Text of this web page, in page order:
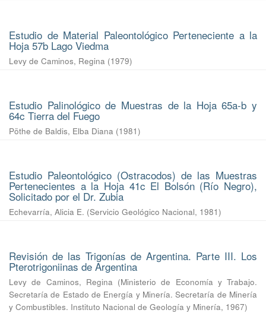
Estudio de Material Paleontológico Perteneciente a la
Hoja 57b Lago Viedma
Levy de Caminos, Regina (1979)
Estudio Palinológico de Muestras de la Hoja 65a-b y
64c Tierra del Fuego
Pöthe de Baldis, Elba Diana (1981)
Estudio Paleontológico (Ostracodos) de las Muestras
Pertenecientes a la Hoja 41c El Bolsón (Río Negro),
Solicitado por el Dr. Zubia
Echevarría, Alicia E. (Servicio Geológico Nacional, 1981)
Revisión de las Trigonías de Argentina. Parte III. Los
Pterotrigoniinas de Argentina
Levy de Caminos, Regina (Ministerio de Economía y Trabajo.
Secretaría de Estado de Energía y Minería. Secretaría de Minería
y Combustibles. Instituto Nacional de Geología y Minería, 1967)